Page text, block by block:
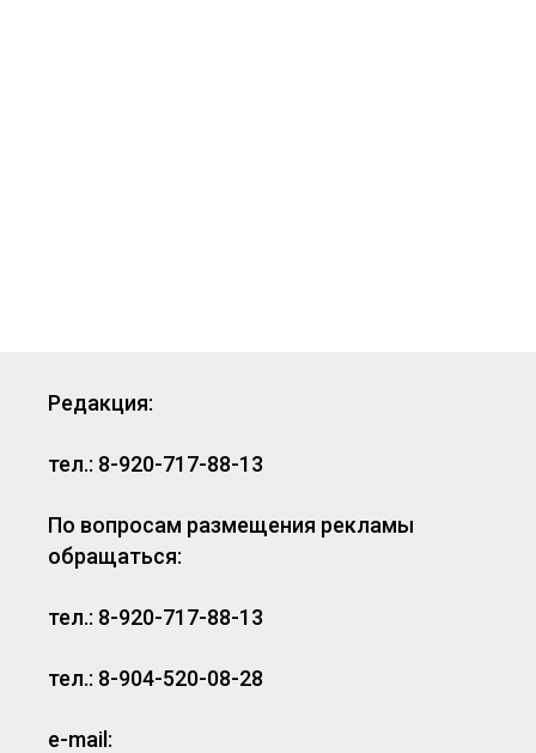
Редакция:
тел.: 8-920-717-88-13
По вопросам размещения рекламы
обращаться:
тел.: 8-920-717-88-13
тел.: 8-904-520-08-28
e-mail: